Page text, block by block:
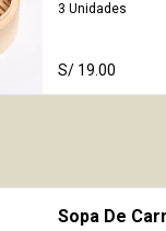
3 Unidades
S/ 19.00
Sopa De